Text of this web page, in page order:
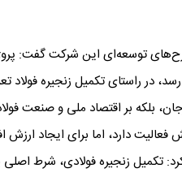
توسعه‌ای این شرکت گفت:
در راستای تکمیل زنجیره
بلکه بر اقتصاد ملی و صنعت
دارد، اما برای ایجاد ارزش
تکمیل زنجیره فولادی، شرط